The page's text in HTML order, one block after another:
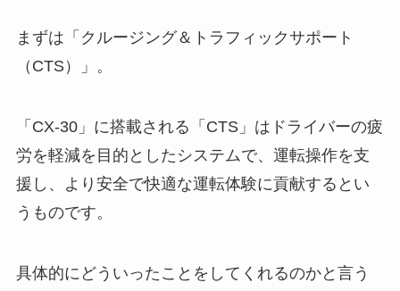
まずは「クルージング＆トラフィックサポート
（CTS）」。
「CX-30」に搭載される「CTS」はドライバーの疲
労を軽減を目的としたシステムで、運転操作を支
援し、より安全で快適な運転体験に貢献するとい
うものです。
具体的にどういったことをしてくれるのかと言う